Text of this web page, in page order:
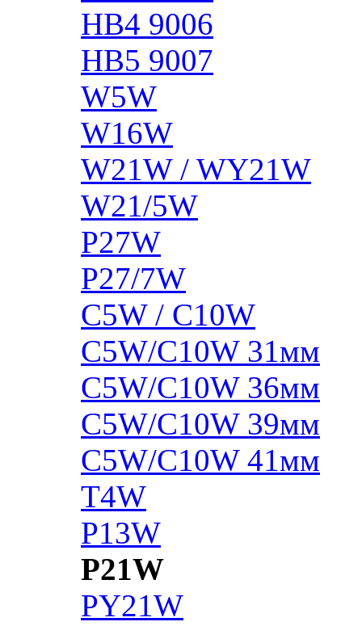
HB4 9006
HB5 9007
W5W
W16W
W21W / WY21W
W21/5W
P27W
P27/7W
C5W / C10W
C5W/C10W 31мм
C5W/C10W 36мм
C5W/C10W 39мм
C5W/C10W 41мм
T4W
P13W
P21W
PY21W